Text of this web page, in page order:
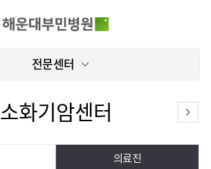
전문센터
소화기암센터
의료진